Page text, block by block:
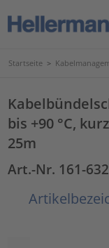
Startseite >
bis +90 °C,
25m
Art.-Nr. 161-